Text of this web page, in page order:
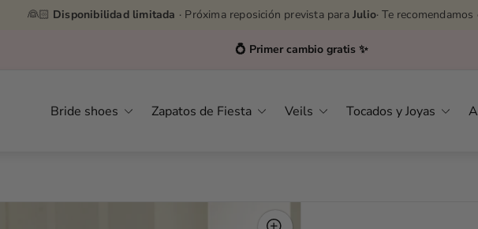
👰🏻 Disponibilidad limitada · Próxima reposición prevista para Julio· Te
Asesoras por WhatsApp👉627232576
Bride shoes Zapatos de Fiesta Veils Tocados y Joyas